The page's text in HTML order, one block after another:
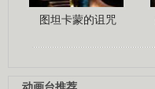
图坦卡蒙的诅咒
动画台推荐